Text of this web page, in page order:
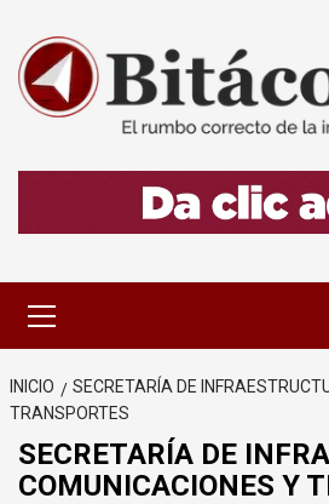
contenido
primario
INICIO
SECRETARÍA DE
TRANSPORTES
SECRETARÍA DE
COMUNICACIONES Y